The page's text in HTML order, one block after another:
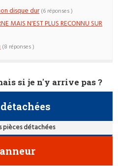
disque dur (6 réponses )
MAIS N'EST PLUS RECONNU SUR
(8 réponses )
si je n'y arrive pas ?
pièces détachées